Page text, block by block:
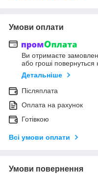
Умови оплати
Ви отримаєте
або гроші повернуться
Детальніше
Післяплата
Оплата на рахунок
Готівкою
Всі умови оплати
Умови повернення